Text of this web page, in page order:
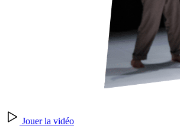
Jouer la vidéo